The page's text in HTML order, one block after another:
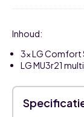
Inhoud:
3x LG Comfort
LG MU3r21